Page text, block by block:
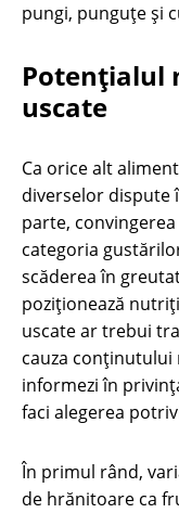
pungi, punguțe și
Potențialul
uscate
Ca orice alt
diverselor dispute
parte,
categoria
scăderea în
poziționează
uscate ar trebui
cauza conținutului
informezi în
faci alegerea
În primul rând,
de hrănitoare ca